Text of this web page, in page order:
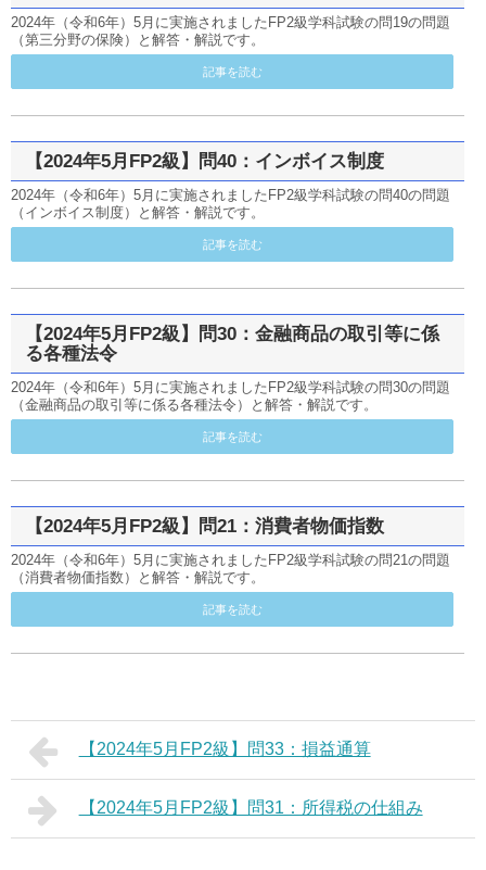
2024年（令和6年）5月に実施されましたFP2級学科試験の問19の問題
（第三分野の保険）と解答・解説です。
記事を読む
【2024年5月FP2級】問40：インボイス制度
2024年（令和6年）5月に実施されましたFP2級学科試験の問40の問題
（インボイス制度）と解答・解説です。
記事を読む
【2024年5月FP2級】問30：金融商品の取引等に係
る各種法令
2024年（令和6年）5月に実施されましたFP2級学科試験の問30の問題
（金融商品の取引等に係る各種法令）と解答・解説です。
記事を読む
【2024年5月FP2級】問21：消費者物価指数
2024年（令和6年）5月に実施されましたFP2級学科試験の問21の問題
（消費者物価指数）と解答・解説です。
記事を読む
【2024年5月FP2級】問33：損益通算
【2024年5月FP2級】問31：所得税の仕組み